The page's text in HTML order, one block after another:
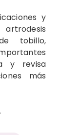
y
tobillo,
y revisa
más